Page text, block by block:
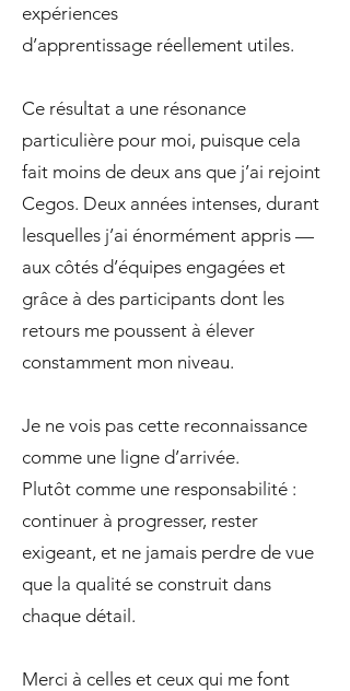
expériences
d’apprentissage réellement utiles.
Ce résultat a une résonance
particulière pour moi, puisque cela
fait moins de deux ans que j’ai rejoint
Cegos. Deux années intenses, durant
lesquelles j’ai énormément appris —
aux côtés d’équipes engagées et
grâce à des participants dont les
retours me poussent à élever
constamment mon niveau.
Je ne vois pas cette reconnaissance
comme une ligne d’arrivée.
Plutôt comme une responsabilité :
continuer à progresser, rester
exigeant, et ne jamais perdre de vue
que la qualité se construit dans
chaque détail.
Merci à celles et ceux qui me font